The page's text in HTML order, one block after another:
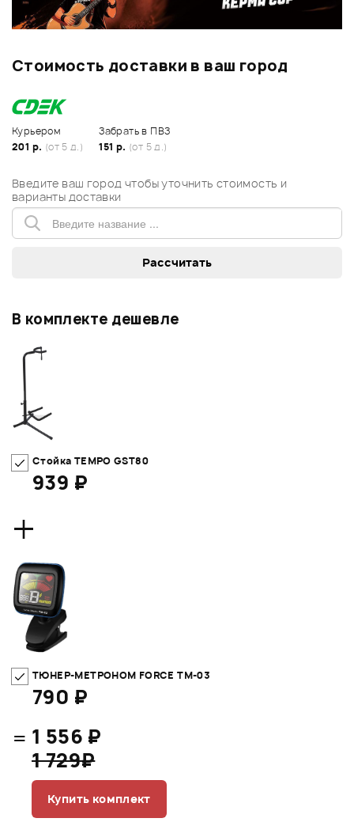
Стоимость доставки в ваш город
Курьером
201 р. (от 5 д.)
Забрать в ПВЗ
151 р. (от 5 д.)
Введите ваш город чтобы уточнить стоимость и
варианты доставки
В комплекте дешевле
Стойка TEMPO GST80
939 ₽
+
ТЮНЕР-МЕТРОНОМ FORCE TM-03
790 ₽
= 1 556 ₽
1 729₽
Купить комплект